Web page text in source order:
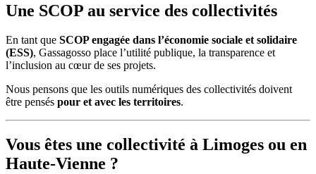
Une SCOP au service des collectivités
En tant que SCOP engagée dans l’économie sociale et solidaire
(ESS), Gassagosso place l’utilité publique, la transparence et
l’inclusion au cœur de ses projets.
Nous pensons que les outils numériques des collectivités doivent
être pensés pour et avec les territoires.
Vous êtes une collectivité à Limoges ou en
Haute-Vienne ?